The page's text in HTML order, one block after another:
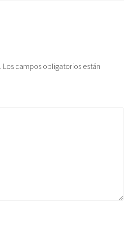
Los campos obligatorios están